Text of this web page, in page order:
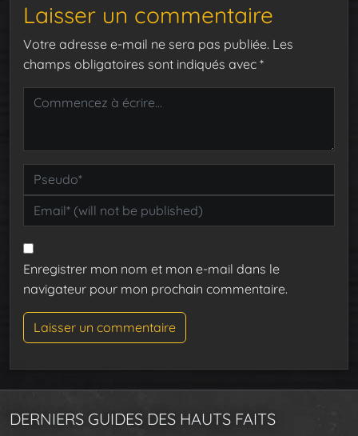
Laisser un commentaire
Votre adresse e-mail ne sera pas publiée. Les
champs obligatoires sont indiqués avec *
Enregistrer mon nom et mon e-mail dans le
navigateur pour mon prochain commentaire.
DERNIERS GUIDES DES HAUTS FAITS